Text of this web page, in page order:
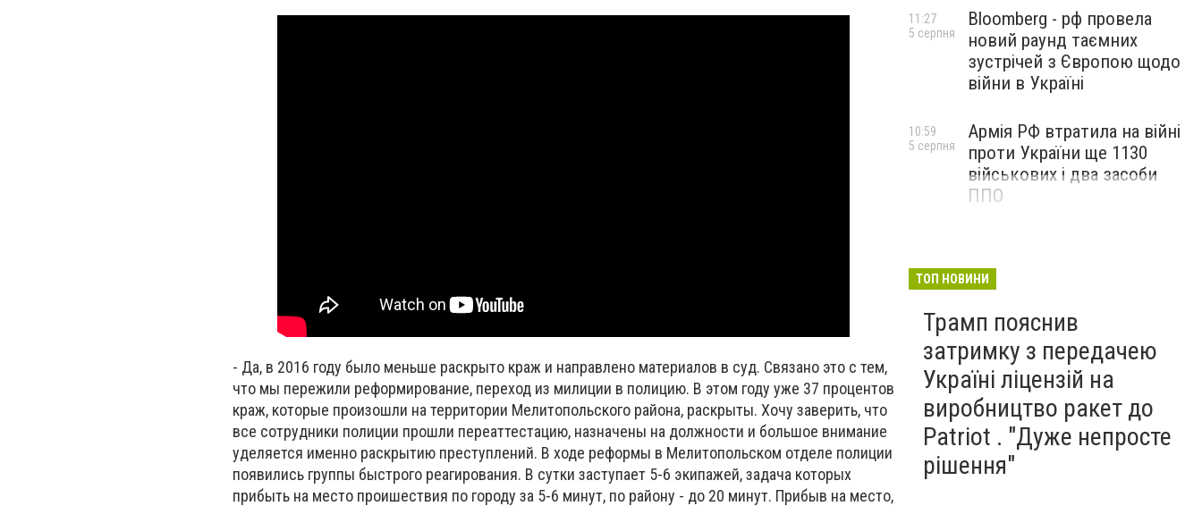
- Да, в 2016 году было меньше раскрыто краж и направлено материалов в суд. Связано это с тем,
что мы пережили реформирование, переход из милиции в полицию. В этом году уже 37 процентов
краж, которые произошли на территории Мелитопольского района, раскрыты. Хочу заверить, что
все сотрудники полиции прошли переаттестацию, назначены на должности и большое внимание
уделяется именно раскрытию преступлений. В ходе реформы в Мелитопольском отделе полиции
появились группы быстрого реагирования. В сутки заступает 5-6 экипажей, задача которых
прибыть на место проишествия по городу за 5-6 минут, по району - до 20 минут. Прибыв на место,
Bloomberg - рф провела
новий раунд таємних
зустрічей з Європою щодо
війни в Україні
11:27
5 серпня
Армія РФ втратила на війні
проти України ще 1130
військових і два засоби
ППО
10:59
5 серпня
ТОП НОВИНИ
Трамп пояснив
затримку з передачею
Україні ліцензій на
виробництво ракет до
Patriot . "Дуже непросте
рішення"